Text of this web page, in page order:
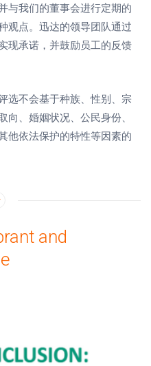
与我们的董事会进行定期的
观点。迅达的领导团队通过
现承诺，并鼓励员工的反馈
选不会基于种族、性别、宗
向、婚姻状况、公民身份、
他依法保护的特性等因素的
and